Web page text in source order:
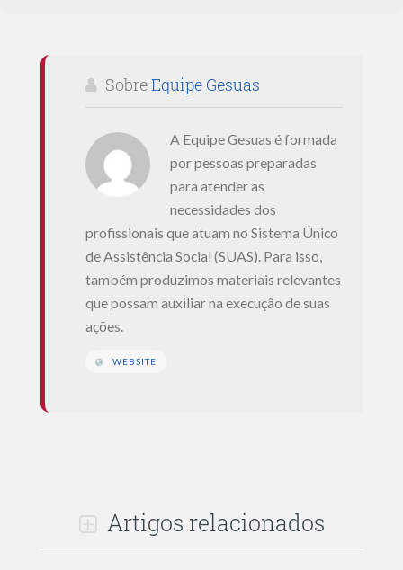
SobreEquipe Gesuas
A Equipe Gesuas é formada
por pessoas preparadas
para atender as
necessidades dos
profissionais que atuam no Sistema Único
de Assistência Social (SUAS). Para isso,
também produzimos materiais relevantes
que possam auxiliar na execução de suas
ações.
WEBSITE
Artigos relacionados